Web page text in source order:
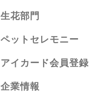
生花部門
ペットセレモニー
アイカード会員登録
企業情報